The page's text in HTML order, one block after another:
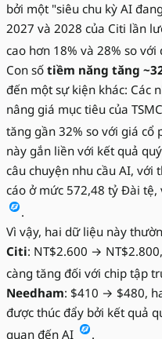
bởi một "siêu chu kỳ AI
2027 và 2028 của Citi lần
cao hơn 18% và 28% so
Con số tiềm năng tăng
đến một sự kiện khác: Các
nâng giá mục tiêu của
tăng gần 32% so với giá cổ
này gắn liền với kết quả
câu chuyện nhu cầu AI, với
cáo ở mức 572,48 tỷ Đài tệ,
.
Vì vậy, hai dữ liệu này
Citi: NT$2.600 →
càng tăng đối với chip tập
Needham: $410 → $480,
được thúc đẩy bởi kết quả
quan đến AI
.